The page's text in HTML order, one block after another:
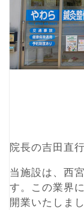
院長の吉田直行
当施設は、西
す。この業界
開業いたしまし